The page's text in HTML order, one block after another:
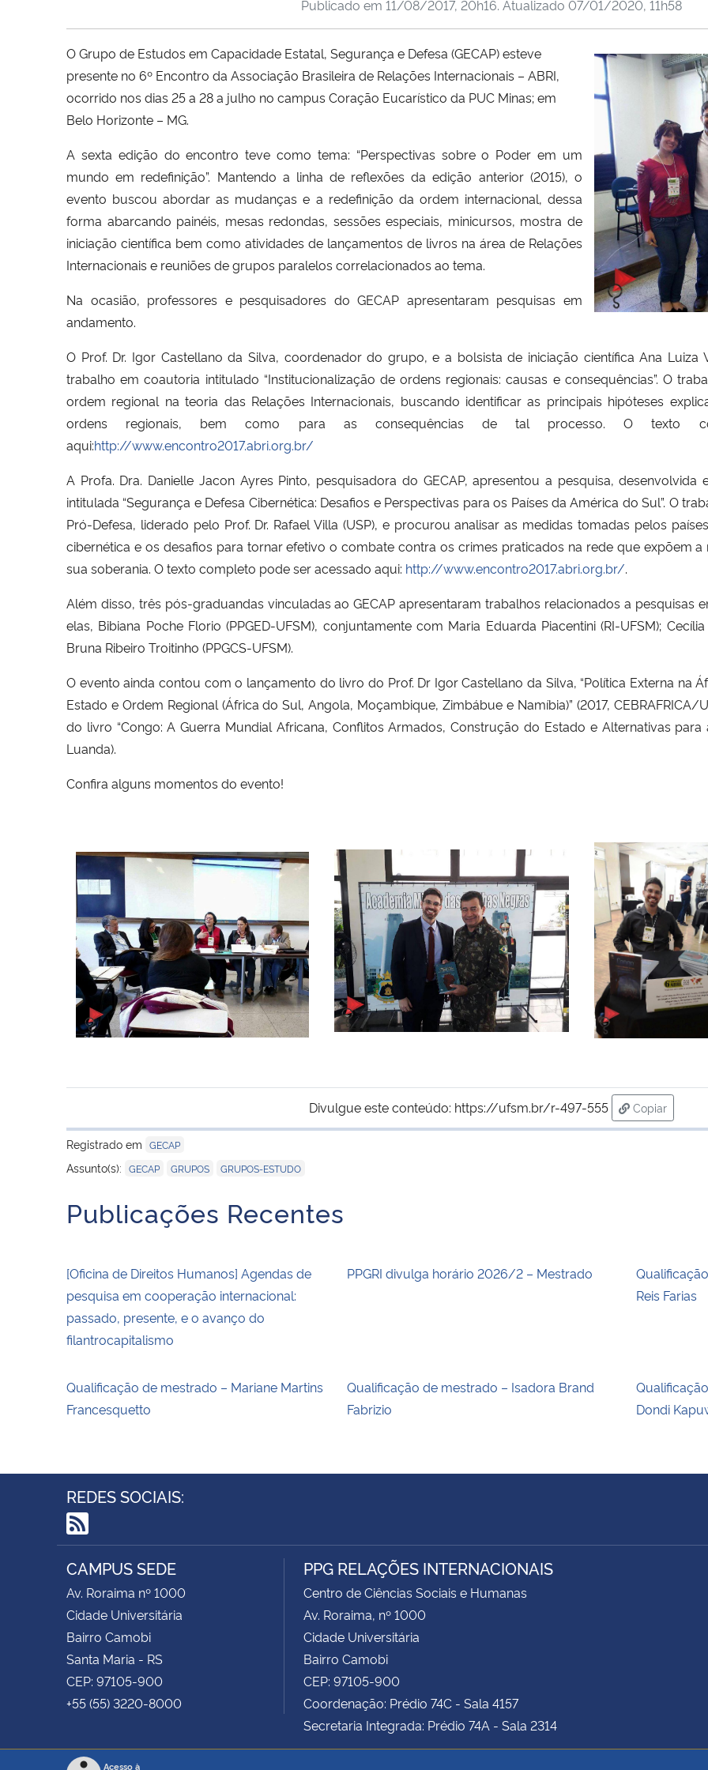
Publicado em 11/08/2017, 20h16. Atualizado 07/01/2020, 11h58
O Grupo de Estudos em Capacidade Estatal, Segurança e Defesa (GECAP) esteve
presente no 6º Encontro da Associação Brasileira de Relações Internacionais – ABRI,
ocorrido nos dias 25 a 28 a julho no campus Coração Eucarístico da PUC Minas; em
Belo Horizonte – MG.
A sexta edição do encontro teve como tema: “Perspectivas sobre o Poder em um
mundo em redefinição”. Mantendo a linha de reflexões da edição anterior (2015), o
evento buscou abordar as mudanças e a redefinição da ordem internacional, dessa
forma abarcando painéis, mesas redondas, sessões especiais, minicursos, mostra de
iniciação científica bem como atividades de lançamentos de livros na área de Relações
Internacionais e reuniões de grupos paralelos correlacionados ao tema.
Na ocasião, professores e pesquisadores do GECAP apresentaram pesquisas em
andamento.
O Prof. Dr. Igor Castellano da Silva, coordenador do grupo, e a bolsista de iniciação científica Ana Luiza
trabalho em coautoria intitulado “Institucionalização de ordens regionais: causas e consequências”. O
ordem regional na teoria das Relações Internacionais, buscando identificar as principais hipóteses
ordens regionais, bem como para as consequências de tal processo. O texto
aqui:http://www.encontro2017.abri.org.br/
A Profa. Dra. Danielle Jacon Ayres Pinto, pesquisadora do GECAP, apresentou a pesquisa, desenvolvida
intitulada “Segurança e Defesa Cibernética: Desafios e Perspectivas para os Países da América do Sul”. O
Pró-Defesa, liderado pelo Prof. Dr. Rafael Villa (USP), e procurou analisar as medidas tomadas pelos
cibernética e os desafios para tornar efetivo o combate contra os crimes praticados na rede que expõem
sua soberania. O texto completo pode ser acessado aqui: http://www.encontro2017.abri.org.br/.
Além disso, três pós-graduandas vinculadas ao GECAP apresentaram trabalhos relacionados a pesquisas
elas, Bibiana Poche Florio (PPGED-UFSM), conjuntamente com Maria Eduarda Piacentini (RI-UFSM); Cecília
Bruna Ribeiro Troitinho (PPGCS-UFSM).
O evento ainda contou com o lançamento do livro do Prof. Dr Igor Castellano da Silva, “Política Externa na
Estado e Ordem Regional (África do Sul, Angola, Moçambique, Zimbábue e Namíbia)” (2017, CEBRAFRICA/
do livro “Congo: A Guerra Mundial Africana, Conflitos Armados, Construção do Estado e Alternativas para
Luanda).
Confira alguns momentos do evento!
Divulgue este conteúdo: https://ufsm.br/r-497-555
Copiar
para área
Registrado em GECAP
Assunto(s): GECAP GRUPOS GRUPOS-ESTUDO
Publicações Recentes
[Oficina de Direitos Humanos] Agendas de
pesquisa em cooperação internacional:
passado, presente, e o avanço do
filantrocapitalismo
PPGRI divulga horário 2026/2 – Mestrado
Reis Farias
Qualificação de mestrado – Mariane Martins
Francesquetto
Qualificação de mestrado – Isadora Brand
Fabrizio
Dondi
REDES SOCIAIS:
RSS
CAMPUS SEDE
Av. Roraima nº 1000
Cidade Universitária
Bairro Camobi
Santa Maria - RS
CEP: 97105-900
+55 (55) 3220-8000
PPG RELAÇÕES INTERNACIONAIS
Centro de Ciências Sociais e Humanas
Av. Roraima, nº 1000
Cidade Universitária
Bairro Camobi
CEP: 97105-900
Coordenação: Prédio 74C - Sala 4157
Secretaria Integrada: Prédio 74A - Sala 2314
Acesso à